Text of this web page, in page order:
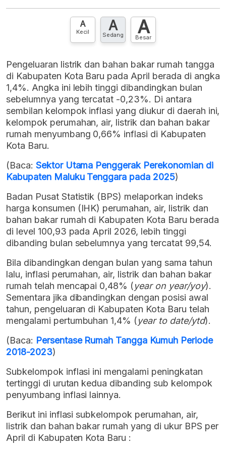
XLS
Hubungi sekarang »
A
Kecil A
Sedang A
Besar
Pengeluaran listrik dan bahan bakar rumah tangga
di Kabupaten Kota Baru pada April berada di angka
1,4%. Angka ini lebih tinggi dibandingkan bulan
sebelumnya yang tercatat -0,23%. Di antara
sembilan kelompok inflasi yang diukur di daerah ini,
kelompok perumahan, air, listrik dan bahan bakar
rumah menyumbang 0,66% inflasi di Kabupaten
Kota Baru.
(Baca: Sektor Utama Penggerak Perekonomian di
Kabupaten Maluku Tenggara pada 2025)
Badan Pusat Statistik (BPS) melaporkan indeks
harga konsumen (IHK) perumahan, air, listrik dan
bahan bakar rumah di Kabupaten Kota Baru berada
di level 100,93 pada April 2026, lebih tinggi
dibanding bulan sebelumnya yang tercatat 99,54.
Bila dibandingkan dengan bulan yang sama tahun
lalu, inflasi perumahan, air, listrik dan bahan bakar
rumah telah mencapai 0,48% (year on year/yoy).
Sementara jika dibandingkan dengan posisi awal
tahun, pengeluaran di Kabupaten Kota Baru telah
mengalami pertumbuhan 1,4% (year to date/ytd).
(Baca: Persentase Rumah Tangga Kumuh Periode
2018-2023)
Subkelompok inflasi ini mengalami peningkatan
tertinggi di urutan kedua dibanding sub kelompok
penyumbang inflasi lainnya.
Berikut ini inflasi subkelompok perumahan, air,
listrik dan bahan bakar rumah yang di ukur BPS per
April di Kabupaten Kota Baru :